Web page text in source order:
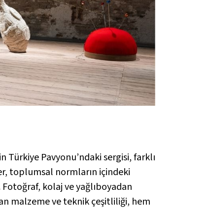
Pavyonu’ndaki sergisi, farklı
toplumsal normların içindeki
kolaj ve yağlıboyadan
malzeme ve teknik çeşitliliği, hem